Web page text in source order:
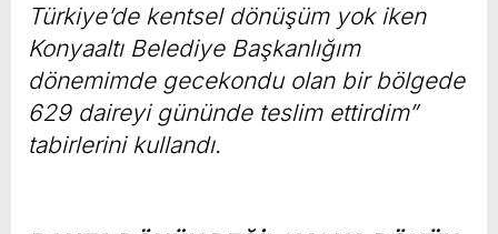
Türkiye’de kentsel dönüşüm yok iken
Konyaaltı Belediye Başkanlığım
dönemimde gecekondu olan bir bölgede
629 daireyi gününde teslim ettirdim”
tabirlerini kullandı.